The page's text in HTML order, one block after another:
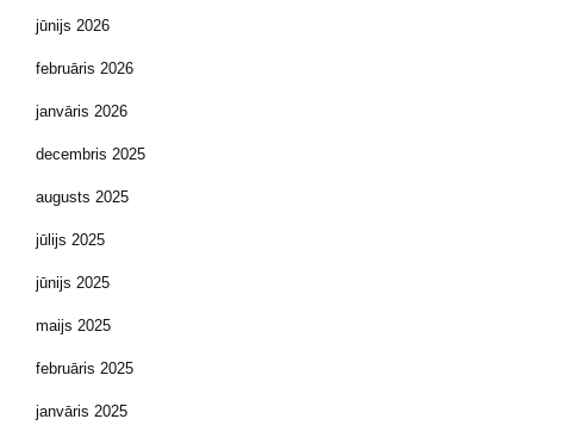
jūnijs 2026
februāris 2026
janvāris 2026
decembris 2025
augusts 2025
jūlijs 2025
jūnijs 2025
maijs 2025
februāris 2025
janvāris 2025